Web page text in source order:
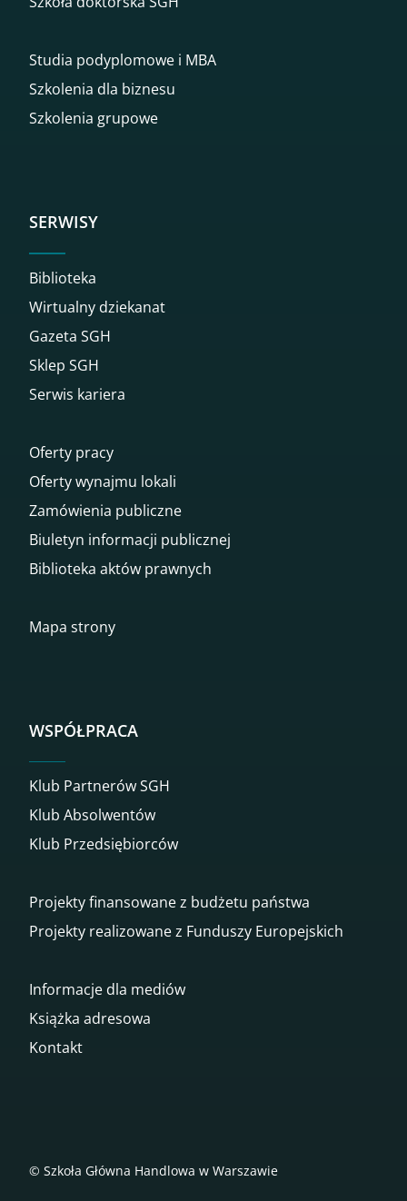
Studia podyplomowe i MBA
Szkolenia dla biznesu
Szkolenia grupowe
SERWISY
Biblioteka
Wirtualny dziekanat
Gazeta SGH
Sklep SGH
Serwis kariera
Oferty pracy
Oferty wynajmu lokali
Zamówienia publiczne
Biuletyn informacji publicznej
Biblioteka aktów prawnych
Mapa strony
WSPÓŁPRACA
Klub Partnerów SGH
Klub Absolwentów
Klub Przedsiębiorców
Projekty finansowane z budżetu państwa
Projekty realizowane z Funduszy Europejskich
Informacje dla mediów
Książka adresowa
Kontakt
© Szkoła Główna Handlowa w Warszawie